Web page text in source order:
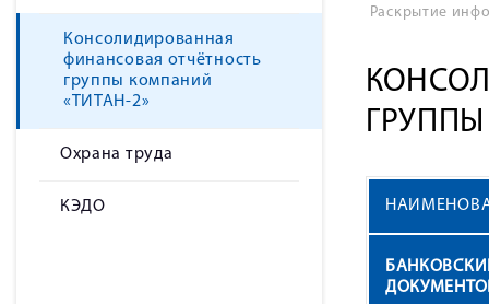
Консолидированная
финансовая отчётность
группы компаний
«ТИТАН-2»
Охрана труда
КЭДО
Раскрытие